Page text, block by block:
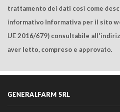
trattamento dei dati così come
informativo Informativa per il sito
UE 2016/679) consultabile
aver letto, compreso e approvato.
GENERALFARM SRL